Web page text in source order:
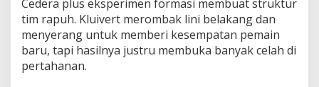
Cedera plus eksperimen formasi membuat struktur
tim rapuh. Kluivert merombak lini belakang dan
menyerang untuk memberi kesempatan pemain
baru, tapi hasilnya justru membuka banyak celah di
pertahanan.